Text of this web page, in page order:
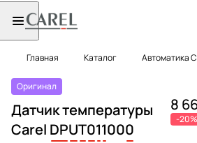
Главная Каталог Автоматика
Оригинал
Датчик температуры
Carel DPUT011000
8
-20%